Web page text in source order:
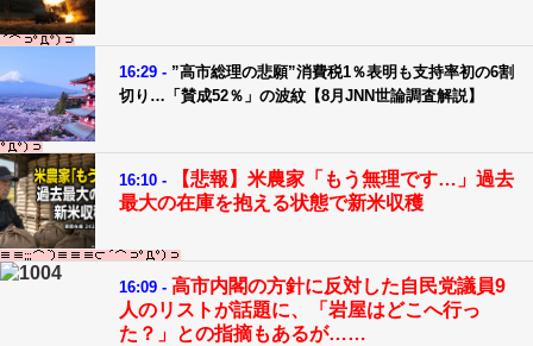
16:29 - ”高市総理の悲願”消費税1％表明も支持率初の6割
切り…「賛成52％」の波紋【8月JNN世論調査解説】
16:10 -
【悲報】米農家「もう無理です…」過去
最大の在庫を抱える状態で新米収穫
16:09 - 高市内閣の方針に反対した自民党議員9
人のリストが話題に、「岩屋はどこへ行っ
た？」との指摘もあるが……